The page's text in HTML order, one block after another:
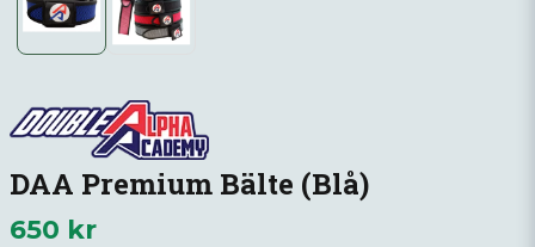
DAA Premium Bälte (Blå)
650 kr